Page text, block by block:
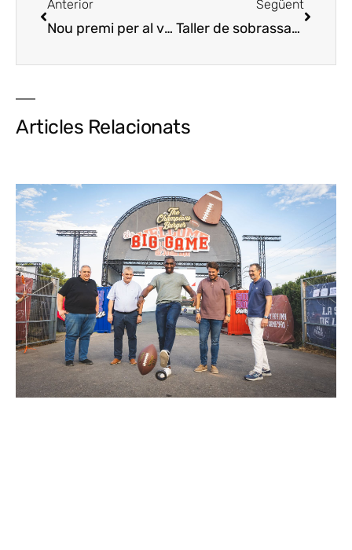
Anterior
Nou premi per al vi Costers del Segre Geol de Tomàs Cusiné
Següent
Taller de sobrassada a l’Associació Lo Tall
Articles Relacionats